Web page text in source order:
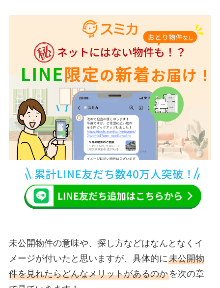
未公開物件の意味や、探し方などはなんとなくイ
メージが付いたと思いますが、具体的に未公開物
件を見れたらどんなメリットがあるのかを次の章